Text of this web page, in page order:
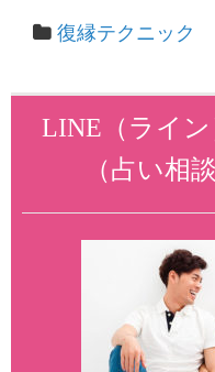
復縁テクニック
LINE（ライ
（占い相